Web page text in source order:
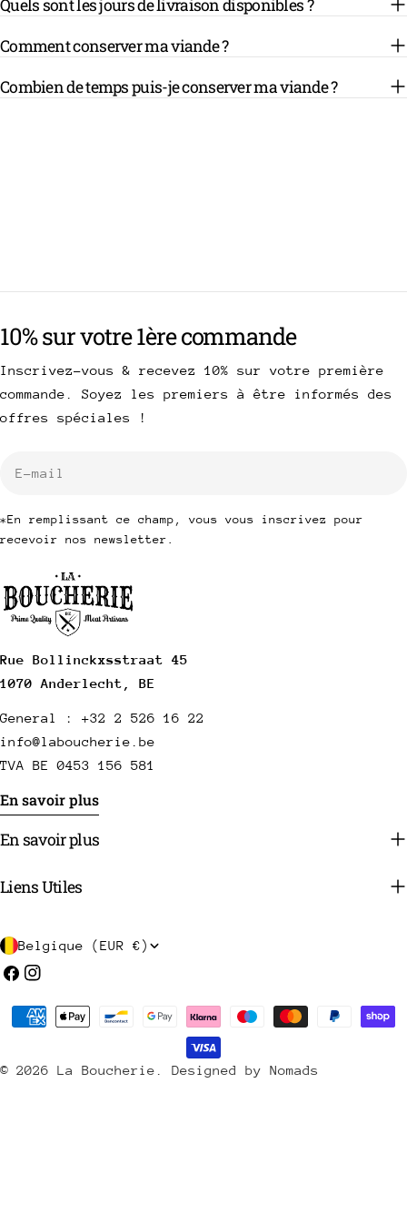
Quels sont les jours de livraison disponibles ?
Comment conserver ma viande ?
Combien de temps puis-je conserver ma viande ?
Rue Bollinckxsstraat 45
1070 Anderlecht, BE
General : +32 2 526 16 22
info@laboucherie.be
TVA BE 0453 156 581
En savoir plus
En savoir plus
Liens Utiles
10% sur votre 1ère commande
Inscrivez-vous & recevez 10% sur votre première
commande. Soyez les premiers à être informés des
offres spéciales !
*En remplissant ce champ, vous vous inscrivez pour
recevoir nos newsletter.
P
a
/
Belgique (EUR €)
Facebook
Instagram
© 2026 La Boucherie Designed by Nomads
Méthodes
payement